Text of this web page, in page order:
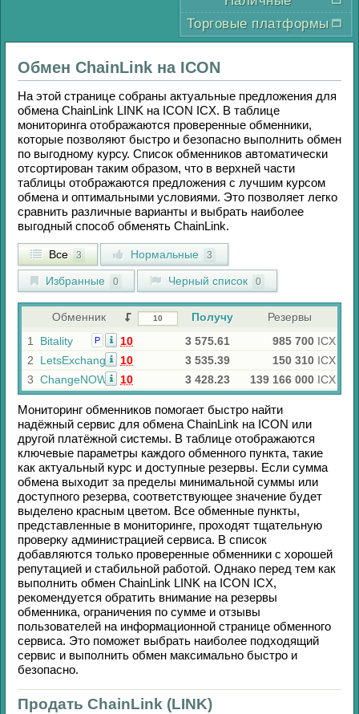
Торговые платформы
Обмен ChainLink на ICON
На этой странице собраны актуальные предложения для
обмена ChainLink LINK на ICON ICX. В таблице
мониторинга отображаются проверенные обменники,
которые позволяют быстро и безопасно выполнить обмен
по выгодному курсу. Список обменников автоматически
отсортирован таким образом, что в верхней части
таблицы отображаются предложения с лучшим курсом
обмена и оптимальными условиями. Это позволяет легко
сравнить различные варианты и выбрать наиболее
выгодный способ обменять ChainLink.
Все 3 Нормальные 3
Избранные 0 Черный список 0
Обменник Получу
Резервы
1
Bitality Р 10 3 575.61 985 700 ICX
2
LetsExchange 10 3 535.39 150 310 ICX
3 ChangeNOW 10 3 428.23 139 166 000 ICX
Мониторинг обменников помогает быстро найти
надёжный сервис для обмена ChainLink на ICON или
другой платёжной системы. В таблице отображаются
ключевые параметры каждого обменного пункта, такие
как актуальный курс и доступные резервы. Если сумма
обмена выходит за пределы минимальной суммы или
доступного резерва, соответствующее значение будет
выделено красным цветом. Все обменные пункты,
представленные в мониторинге, проходят тщательную
проверку администрацией сервиса. В список
добавляются только проверенные обменники с хорошей
репутацией и стабильной работой. Однако перед тем как
выполнить обмен ChainLink LINK на ICON ICX,
рекомендуется обратить внимание на резервы
обменника, ограничения по сумме и отзывы
пользователей на информационной странице обменного
сервиса. Это поможет выбрать наиболее подходящий
сервис и выполнить обмен максимально быстро и
безопасно.
Продать ChainLink (LINK)